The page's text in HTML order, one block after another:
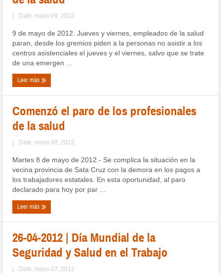
| Date: mayo 09, 2012
9 de mayo de 2012. Jueves y viernes, empleados de la salud
paran, desde los gremios piden a la personas no asistir a los
centros asistenciales el jueves y el viernes, salvo que se trate
de una emergen ...
Leer más
Comenzó el paro de los profesionales
de la salud
| Date: mayo 08, 2012
Martes 8 de mayo de 2012.- Se complica la situación en la
vecina provincia de Sata Cruz con la demora en los pagos a
los trabajadores estatales. En esta oportunidad, al paro
declarado para hoy por par ...
Leer más
26-04-2012 | Día Mundial de la
Seguridad y Salud en el Trabajo
| Date: mayo 07, 2012